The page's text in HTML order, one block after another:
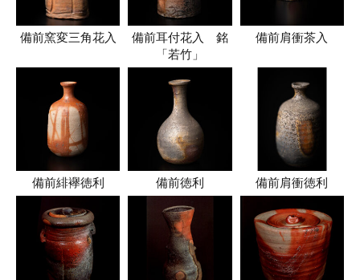
備前窯変三角花入
備前耳付花入 銘
「若竹」
備前肩衝茶入
備前緋襷徳利 備前徳利 備前肩衝徳利